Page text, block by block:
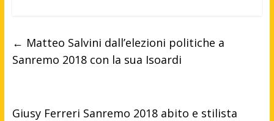
← Matteo Salvini dall’elezioni politiche a
Sanremo 2018 con la sua Isoardi
Giusy Ferreri Sanremo 2018 abito e stilista